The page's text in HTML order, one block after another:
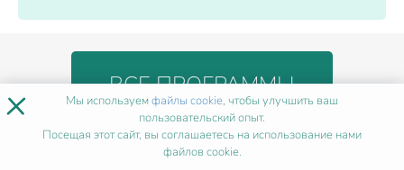
ВСЕ ПРОГРАММЫ
× Мы используемфайлы cookie, чтобы улучшить ваш
пользовательский опыт.
Посещая этот сайт, вы соглашаетесь на использование нами
файлов cookie.